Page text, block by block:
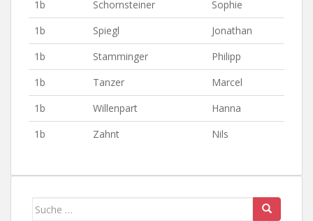
1b
Schornsteiner
Sophie
1b
Spiegl
Jonathan
1b
Stamminger
Philipp
1b
Tanzer
Marcel
1b
Willenpart
Hanna
1b
Zahnt Nils
Suche nach: